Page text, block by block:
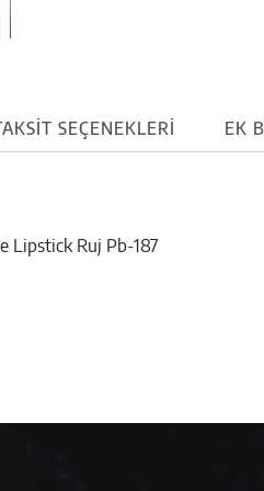
SEÇENEKLERI EK
Lipstick Ruj Pb-187